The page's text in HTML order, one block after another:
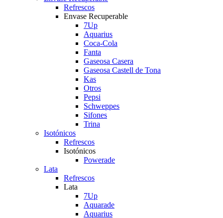
Refrescos
Envase Recuperable
7Up
Aquarius
Coca-Cola
Fanta
Gaseosa Casera
Gaseosa Castell de Tona
Kas
Otros
Pepsi
Schweppes
Sifones
Trina
Isotónicos
Refrescos
Isotónicos
Powerade
Lata
Refrescos
Lata
7Up
Aquarade
Aquarius